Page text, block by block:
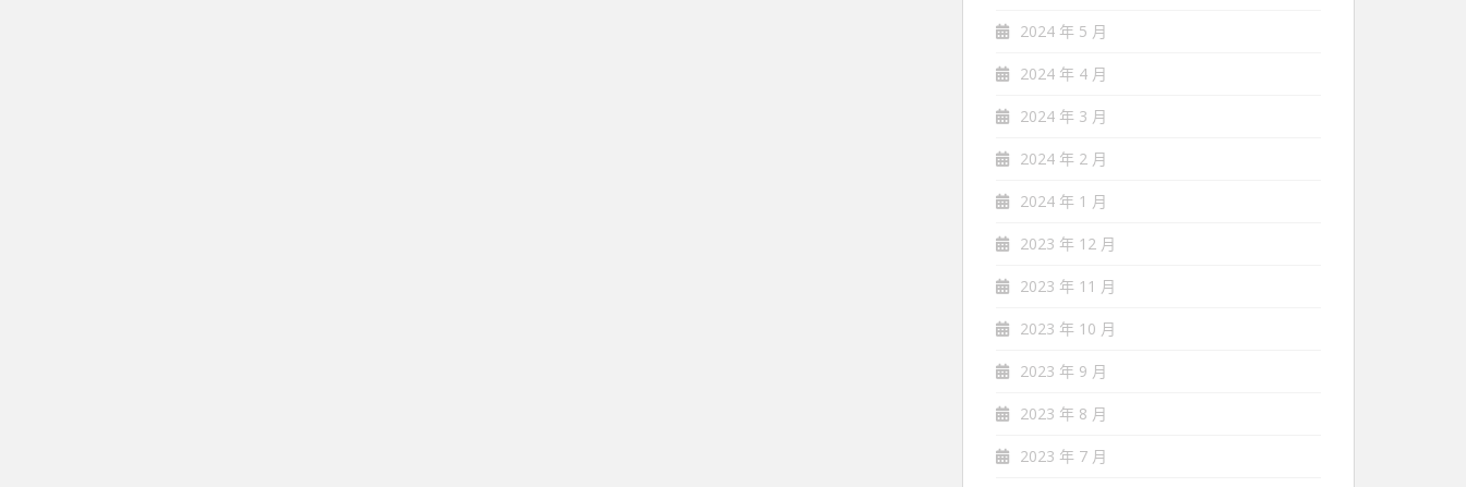
2024 年 5 月
2024 年 4 月
2024 年 3 月
2024 年 2 月
2024 年 1 月
2023 年 12 月
2023 年 11 月
2023 年 10 月
2023 年 9 月
2023 年 8 月
2023 年 7 月